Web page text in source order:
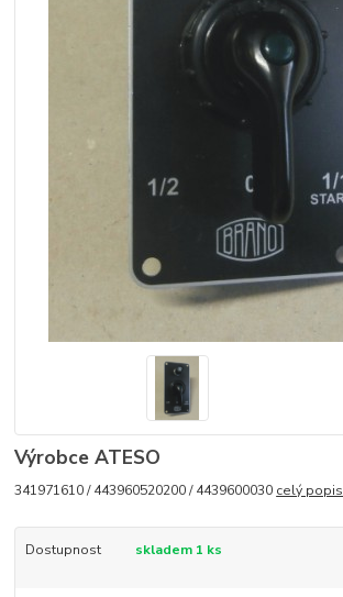
Výrobce ATESO
341971610 / 443960520200 / 4439600030 celý popis
Dostupnost skladem 1 ks